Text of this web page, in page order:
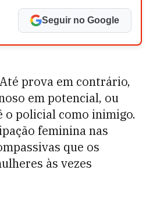
Seguir no Google
prova em contrário,
em potencial, ou
o policial como inimigo.
feminina nas
que os
às vezes